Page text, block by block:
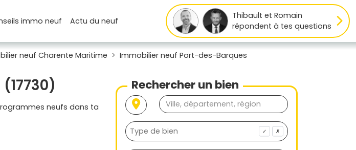
immo neuf Actudu neuf
Thibault et Romain
répondent à tes questions
neuf Charente Maritime Immobilier neuf Port-des-Barques
neufs dans ta
Rechercher un bien
✓ ✗